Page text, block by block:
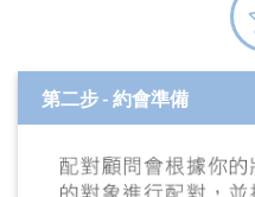
第二步 - 約會準備